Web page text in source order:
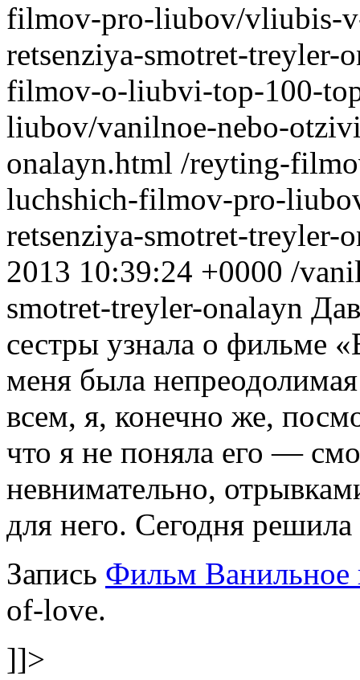
filmov-pro-liubov/vliubis-
retsenziya-smotret-treyler-
filmov-o-liubvi-top-100-
liubov/vanilnoe-nebo-
onalayn.html /reyting-
luchshich-filmov-pro-
retsenziya-smotret-treyler-
2013 10:39:24 +0000 /
smotret-treyler-onalayn
сестры узнала о фильме
меня была
всем, я, конечно же,
что я не поняла его —
невнимательно,
для него. Сегодня
Запись Фильм Ванильное
of-love.
]]>